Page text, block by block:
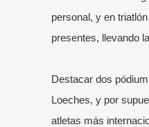
personal, y en
presentes, llevando
Destacar dos
Loeches, y por
atletas más